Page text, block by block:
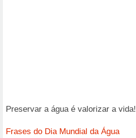
Preservar a água é valorizar a vida!
Frases do Dia Mundial da Água